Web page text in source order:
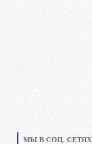
МЫ В СОЦ. СЕТЯХ